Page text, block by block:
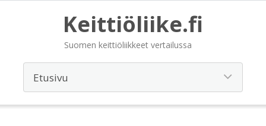
Keittiöliike.fi
Suomen keittiöliikkeet vertailussa